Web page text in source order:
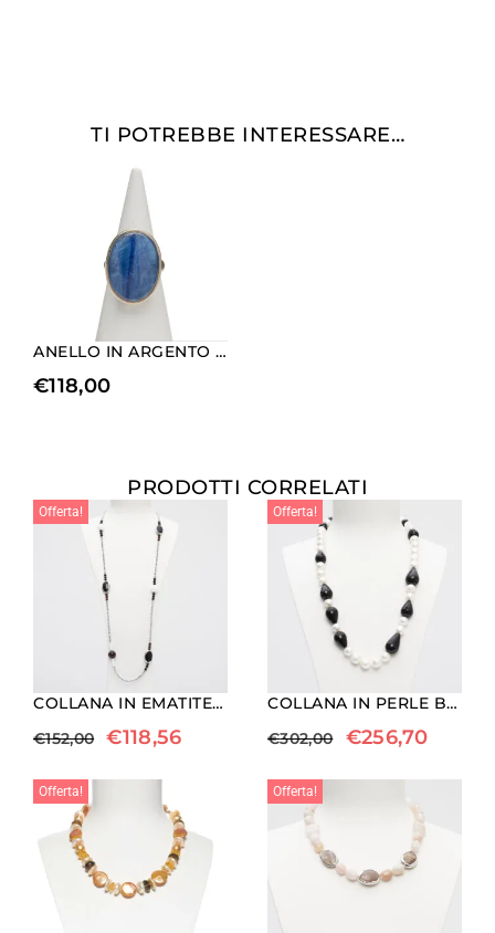
TI POTREBBE INTERESSARE…
ANELLO IN ARGENTO CON CIANITE
€118,00
PRODOTTI CORRELATI
Offerta!
COLLANA IN EMATITE RODIATA, AGATA BIANCA, AGATA NERA ED OCCHIO DI BUE
€152,00 €118,56
Offerta!
COLLANA IN PERLE BAROCCHE E GOCCE DI AGATA NERA
€302,00 €256,70
Offerta! Offerta!